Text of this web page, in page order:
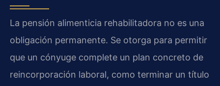
La pensión alimenticia rehabilitadora no es una
obligación permanente. Se otorga para permitir
que un cónyuge complete un plan concreto de
reincorporación laboral, como terminar un título